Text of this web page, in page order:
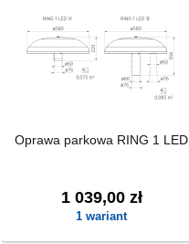
Oprawa parkowa RING 1 LED
1 039,00 zł
1 wariant